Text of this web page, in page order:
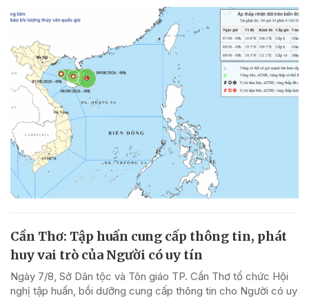
Cần Thơ: Tập huấn cung cấp thông tin, phát
huy vai trò của Người có uy tín
Ngày 7/8, Sở Dân tộc và Tôn giáo TP. Cần Thơ tổ chức Hội
nghị tập huấn, bồi dưỡng cung cấp thông tin cho Người có uy